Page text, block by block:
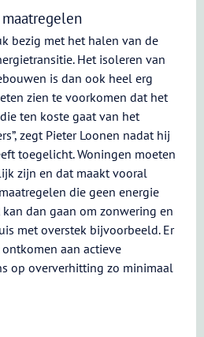
bezig met het halen van de
Het isoleren van
is dan ook heel erg
zien te voorkomen dat het
ten koste gaat van het
zegt Pieter Loonen nadat hij
toegelicht. Woningen moeten
zijn en dat maakt vooral
die geen energie
dan gaan om zonwering en
met overstek bijvoorbeeld. Er
aan actieve
op oververhitting zo minimaal